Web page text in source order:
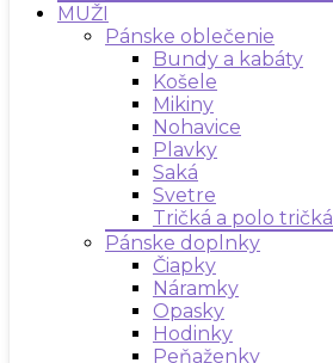
MUŽI
Pánske oblečenie
Bundy a kabáty
Košele
Mikiny
Nohavice
Plavky
Saká
Svetre
Tričká a polo tričká
Pánske doplnky
Čiapky
Náramky
Opasky
Hodinky
Peňaženky